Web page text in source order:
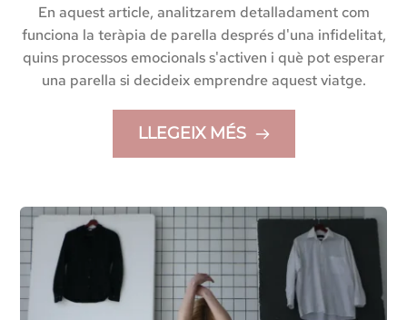
En aquest article, analitzarem detalladament com
funciona la teràpia de parella després d'una infidelitat,
quins processos emocionals s'activen i què pot esperar
una parella si decideix emprendre aquest viatge.
LLEGEIX MÉS